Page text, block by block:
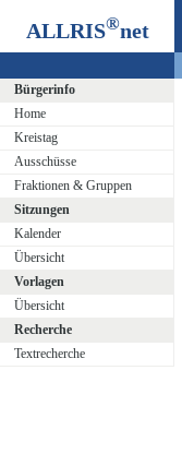
ALLRIS®net
Bürgerinfo
Home
Kreistag
Ausschüsse
Fraktionen & Gruppen
Sitzungen
Kalender
Übersicht
Vorlagen
Übersicht
Recherche
Textrecherche